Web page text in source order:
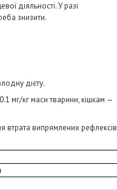
діяльності. У разі
знизити.
дієту.
мг/кг маси тварини, кішкам —
втрата випрямлених рефлексів